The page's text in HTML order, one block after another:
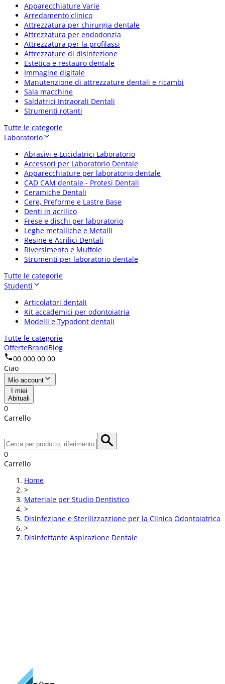
Apparecchiature Varie
Arredamento clinico
Attrezzatura per chirurgia dentale
Attrezzatura per endodonzia
Attrezzatura per la profilassi
Attrezzature di disinfezione
Estetica e restauro dentale
Immagine digitale
Manutenzione di attrezzature dentali e ricambi
Sala macchine
Saldatrici Intraorali Dentali
Strumenti rotanti
Tutte le categorie
Laboratorio
Abrasivi e Lucidatrici Laboratorio
Accessori per Laboratorio Dentale
Apparecchiature per laboratorio dentale
CAD CAM dentale - Protesi Dentali
Ceramiche Dentali
Cere, Preforme e Lastre Base
Denti in acrilico
Frese e dischi per laboratorio
Leghe metalliche e Metalli
Resine e Acrilici Dentali
Riversimento e Muffole
Strumenti per laboratorio dentale
Tutte le categorie
Studenti
Articolatori dentali
Kit accademici per odontoiatria
Modelli e Typodont dentali
Tutte le categorie
OfferteBrandBlog
00 000 00 00
Ciao
Mio account
I miei
Abituali
0
Carrello
0
Carrello
Home
>
Materiale per Studio Dentistico
>
Disinfezione e Sterilizzazzione per la Clinica Odontoiatrica
>
Disinfettante Aspirazione Dentale